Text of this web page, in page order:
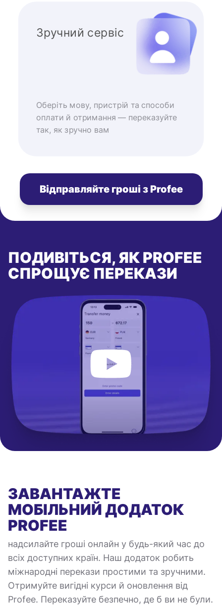
Зручний сервіс
Оберіть мову, пристрій та способи
оплати й отримання — переказуйте
так, як зручно вам
Відправляйте гроші з Profee
ПОДИВІТЬСЯ, ЯК PROFEE
СПРОЩУЄ ПЕРЕКАЗИ
ЗАВАНТАЖТЕ
МОБІЛЬНИЙ ДОДАТОК
PROFEE
надсилайте гроші онлайн у будь-який час до
всіх доступних країн. Наш додаток робить
міжнародні перекази простими та зручними.
Отримуйте вигідні курси й оновлення від
Profee. Переказуйте безпечно, де б ви не були.